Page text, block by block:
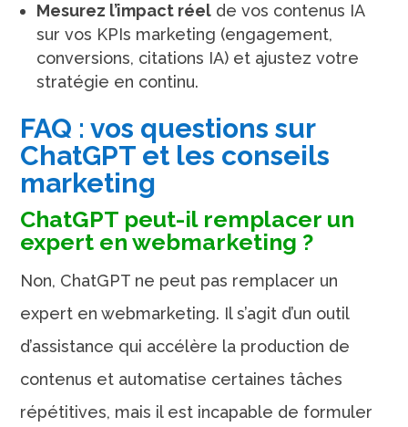
Mesurez l’impact réel de vos contenus IA
sur vos KPIs marketing (engagement,
conversions, citations IA) et ajustez votre
stratégie en continu.
FAQ : vos questions sur
ChatGPT et les conseils
marketing
ChatGPT peut-il remplacer un
expert en webmarketing ?
Non, ChatGPT ne peut pas remplacer un
expert en webmarketing. Il s’agit d’un outil
d’assistance qui accélère la production de
contenus et automatise certaines tâches
répétitives, mais il est incapable de formuler